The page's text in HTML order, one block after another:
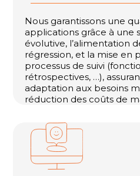
Nous garantissons une
applications grâce à une
évolutive, l’alimentation
régression, et la mise en
processus de suivi
rétrospectives, …),
adaptation aux besoins
réduction des coûts de